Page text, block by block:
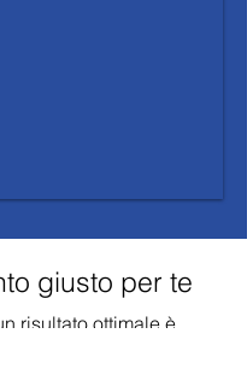
giusto per te
risultato ottimale è